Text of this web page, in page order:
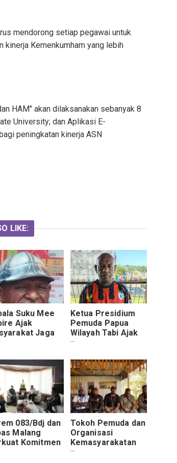
mendorong setiap pegawai untuk
kinerja Kemenkumham yang lebih
HAM" akan dilaksanakan sebanyak 8
University; dan Aplikasi E-
peningkatan kinerja ASN
LIKE:
Suku Mee
Ajak
Jaga
dan
Dan
di
Tengah
Ketua Presidium
Pemuda Papua
Wilayah Tabi Ajak
Masyarakat Bijak
Jaga Kondusivitas
Papua
083/Bdj dan
Malang
Komitmen
Sistem
Tokoh Pemuda dan
Organisasi
Kemasyarakatan
Puncak Jaya Ajak